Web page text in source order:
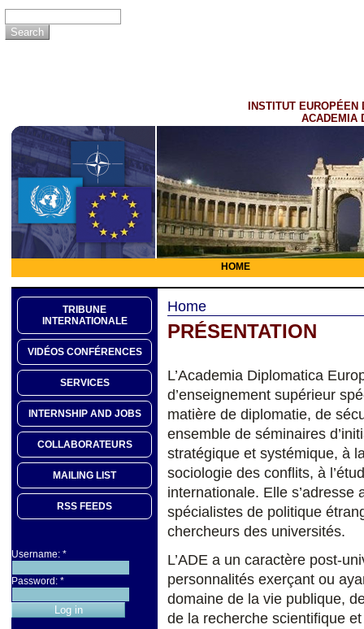
INSTITUT EUROPÉEN
ACADEMIA
HOME
TRIBUNE
INTERNATIONALE
VIDÉOS CONFÉRENCES
SERVICES
INTERNSHIP AND JOBS
COLLABORATEURS
MAILING LIST
RSS FEEDS
Username: *
Password: *
Home
PRÉSENTATION
L’Academia Diplomatica
d’enseignement supérieur
matière de diplomatie, de
ensemble de séminaires
stratégique et systémique, à
sociologie des conflits, à
internationale. Elle
spécialistes de politique
chercheurs des universités.
L’ADE a un caractère post-
personnalités exerçant ou
domaine de la vie publique,
de la recherche scientifique